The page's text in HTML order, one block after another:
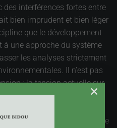
des interférences fortes entre
bien imprudent et bien léger
que le développement
une approche du système
les analyses strictement
Il n’est pas
: la tension actuelle sur
à sacrifier le volet
faudrait pas que, pour
nous acceptions de
×